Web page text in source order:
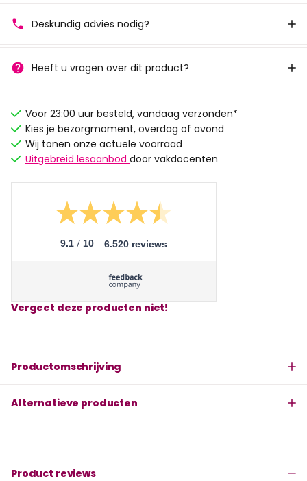
Deskundig advies nodig?
Heeft u vragen over dit product?
Voor 23:00 uur besteld, vandaag verzonden*
Kies je bezorgmoment, overdag of avond
Wij tonen onze actuele voorraad
Uitgebreid lesaanbod door vakdocenten
9.1 / 10 6.520 reviews
Vergeet deze producten niet!
Productomschrijving
Alternatieve producten
Product reviews